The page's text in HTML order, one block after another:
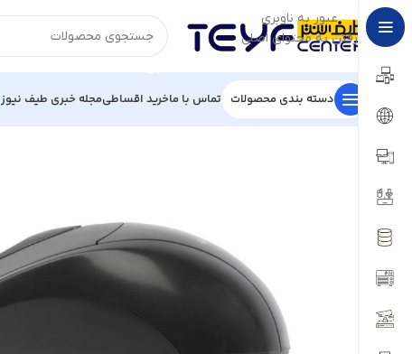
عبور به ناوبری
رفتن به محتوای اصلی
دسته بندی محصولات تماس با ماخرید اقساطیمجله خبری طیف نیوز
خانه/قطعات کامپیوتر/